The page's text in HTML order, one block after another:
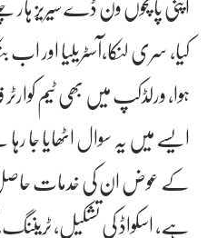
کیا، سری لنکا،آسٹریلیا
ہوا، ورلڈکپ میں بھی ٹیم
کے عوض ان کی خدمات حاصل
ہے، اسکواڈ کی تشکیل،